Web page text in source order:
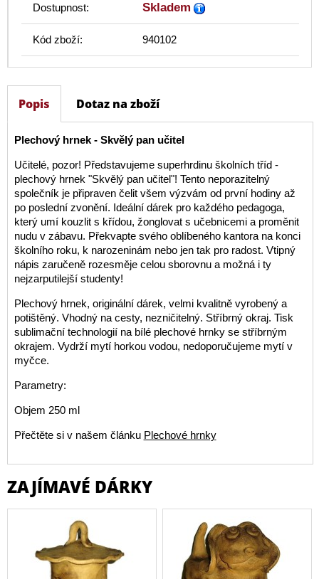
Dostupnost: Skladem
Kód zboží: 940102
Popis Dotaz na zboží
Plechový hrnek - Skvělý pan učitel
Učitelé, pozor! Představujeme superhrdinu školních tříd -
plechový hrnek "Skvělý pan učitel"! Tento neporazitelný
společník je připraven čelit všem výzvám od první hodiny až
po poslední zvonění. Ideální dárek pro každého pedagoga,
který umí kouzlit s křídou, žonglovat s učebnicemi a proměnit
nudu v zábavu. Překvapte svého oblíbeného kantora na konci
školního roku, k narozeninám nebo jen tak pro radost. Vtipný
nápis zaručeně rozesměje celou sborovnu a možná i ty
nejzarputilejší studenty!
Plechový hrnek, originální dárek, velmi kvalitně vyrobený a
potištěný. Vhodný na cesty, nezničitelný. Stříbrný okraj. Tisk
sublimační technologií na bílé plechové hrnky se stříbrným
okrajem. Vydrží mytí horkou vodou, nedoporučujeme mytí v
myčce.
Parametry:
Objem 250 ml
Přečtěte si v našem článku Plechové hrnky
ZAJÍMAVÉ DÁRKY